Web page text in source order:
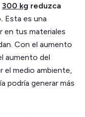
300 kg reduzca
Esta es una
en tus materiales
Con el aumento
aumento del
medio ambiente,
podría generar más